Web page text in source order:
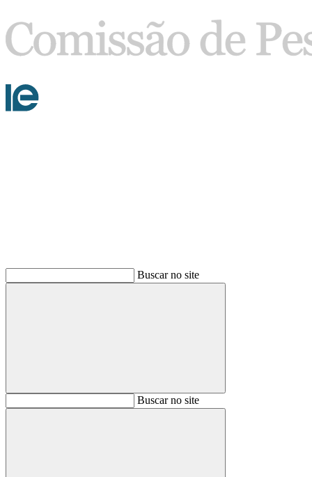
Buscar no site
BuscarBuscar no site